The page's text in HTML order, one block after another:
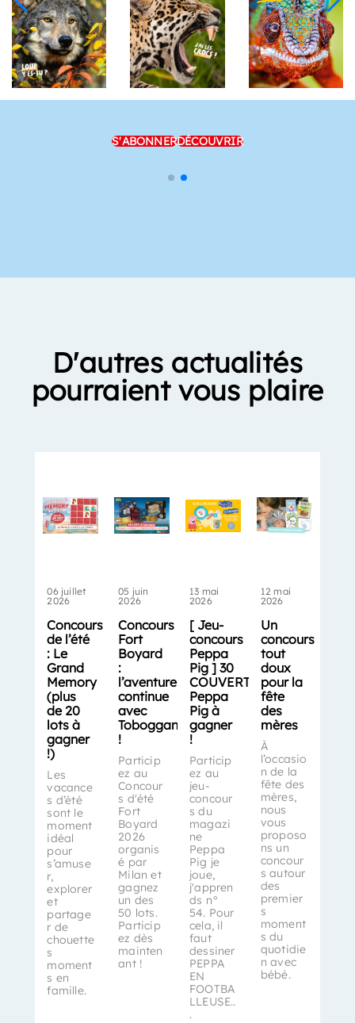
S'ABONNERDÉCOUVRIR
D'autres actualités
pourraient vous plaire
06 juillet
2026
Concours
de l’été
: Le
Grand
Memory
(plus
de 20
lots à
gagner
!)
Les
vacance
s d’été
sont le
moment
idéal
pour
s’amuse
r,
explorer
et
partage
r de
chouette
s
moment
s en
famille.
05 juin
2026
Concours
Fort
Boyard
:
l’aventure
continue
avec
Toboggan
!
Particip
ez au
Concour
s d'été
Fort
Boyard
2026
organis
é par
Milan et
gagnez
un des
50 lots.
Particip
ez dès
mainten
ant !
13 mai
2026
[ Jeu-
concours
Peppa
Pig ] 30
COUVERTS
Peppa
Pig à
gagner
!
Particip
ez au
jeu-
concour
s du
magazi
ne
Peppa
Pig je
joue,
j'appren
ds n°
54. Pour
cela, il
faut
dessiner
PEPPA
EN
FOOTBA
LLEUSE..
.
12 mai
2026
Un
concours
tout
doux
pour la
fête
des
mères
À
l’occasio
n de la
fête des
mères,
nous
vous
proposo
ns un
concour
s autour
des
premier
s
moment
s du
quotidie
n avec
bébé.